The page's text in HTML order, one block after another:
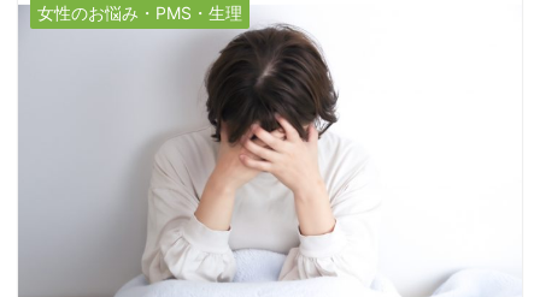
女性のお悩み・PMS・生理